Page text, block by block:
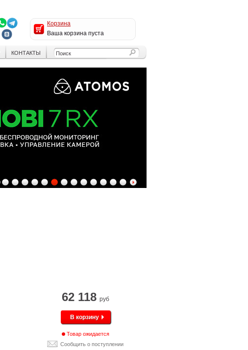
Корзина
Ваша корзина пуста
КОНТАКТЫ
1 2 3 4 5 6 7 8 9 10111213
62 118 руб
В корзину
Товар ожидается
Сообщить о поступлении